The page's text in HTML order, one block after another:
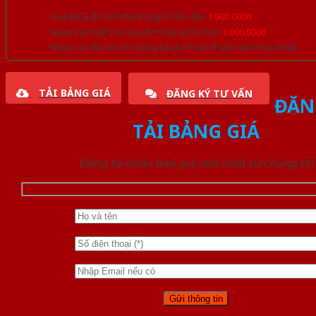
Quà tặng đồ nội thất trang trí lên đến 1.000.000đ
Giảm trực tiếp khi mua đơn hàng lớn hơn 3.000.000đ
Nhiều ưu đãi lớn khi đăng ký tài khoản thành viên thân thiết
TẢI BẢNG GIÁ ĐĂNG KÝ TƯ VẤN
TẢI BẢNG GIÁ
Đăng ký nhận báo giá mới nhất từ chúng tôi